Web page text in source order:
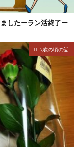
したーラン活終了ー
5歳の頃の話